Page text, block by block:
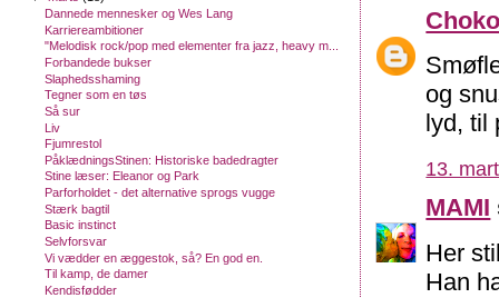
og
lyd, til
13.
MAMI
Her
Han
Dannede mennesker og Wes Lang
Karriereambitioner
"Melodisk rock/pop med elementer fra jazz, heavy m...
Forbandede bukser
Slaphedsshaming
Tegner som en tøs
Så sur
Liv
Fjumrestol
PåklædningsStinen: Historiske badedragter
Stine læser: Eleanor og Park
Parforholdet - det alternative sprogs vugge
Stærk bagtil
Basic instinct
Selvforsvar
Vi vædder en æggestok, så? En god en.
Til kamp, de damer
Kendisfødder